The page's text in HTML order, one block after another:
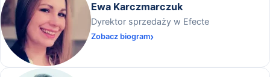
Ewa Karczmarczuk
Dyrektor sprzedaży w Efecte
Zobacz biogram